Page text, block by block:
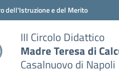
dell'Istruzione e del Merito
III Circolo Didattico
Madre Teresa di
Casalnuovo di Napoli